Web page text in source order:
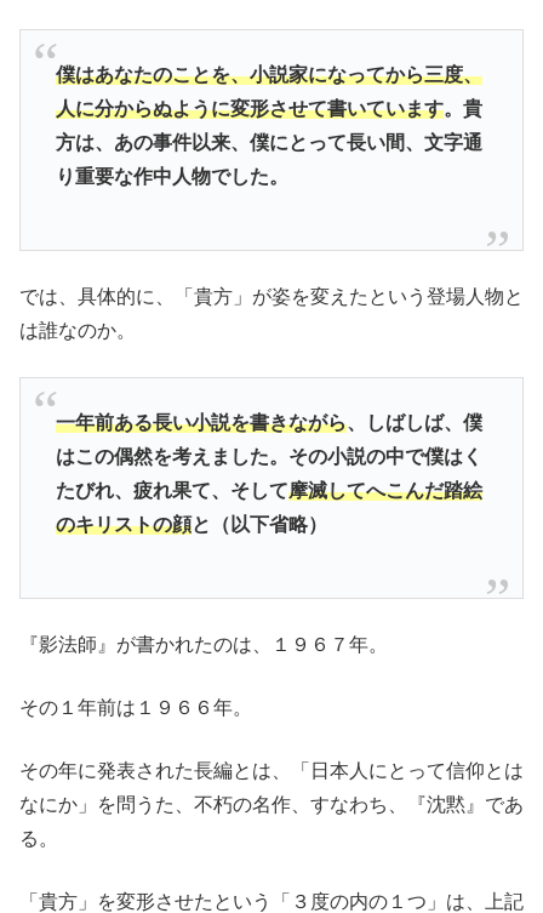
僕はあなたのことを、小説家になってから三度、
人に分からぬように変形させて書いています。貴
方は、あの事件以来、僕にとって長い間、文字通
り重要な作中人物でした。
では、具体的に、「貴方」が姿を変えたという登場人物と
は誰なのか。
一年前ある長い小説を書きながら、しばしば、僕
はこの偶然を考えました。その小説の中で僕はく
たびれ、疲れ果て、そして摩滅してへこんだ踏絵
のキリストの顔と（以下省略）
『影法師』が書かれたのは、１９６７年。
その１年前は１９６６年。
その年に発表された長編とは、「日本人にとって信仰とは
なにか」を問うた、不朽の名作、すなわち、『沈黙』であ
る。
「貴方」を変形させたという「３度の内の１つ」は、上記